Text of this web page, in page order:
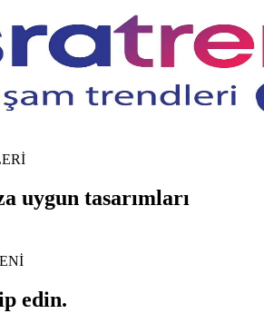
uygun tasarımları
edin.